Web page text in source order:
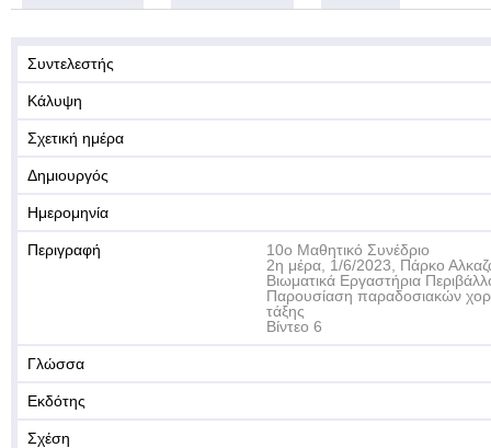
Συντελεστής
Κάλυψη
Σχετική ημέρα
Δημιουργός
Ημερομηνία
Περιγραφή
10ο Μαθητικό Συνέδριο
2η μέρα, 1/6/2023, Πάρκο
Βιωματικά Εργαστήρια
Παρουσίαση παραδοσιακών
τάξης
Βίντεο 6
Γλώσσα
Εκδότης
Σχέση